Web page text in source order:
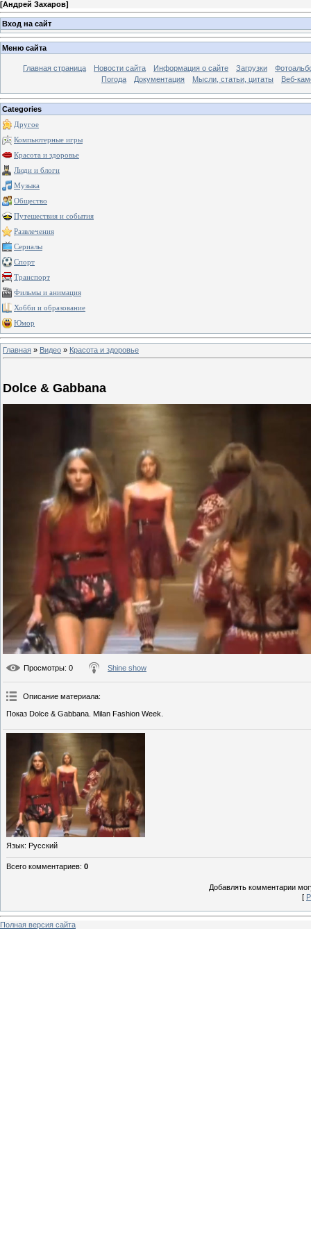
[Андрей Захаров]
Вход на сайт
Меню сайта
Главная страница Новости сайта Информация о сайте Загрузки
Погода
Документация Мысли, статьи, цитаты Веб-
Categories
Другое
Компьютерные игры
Красота и здоровье
Люди и блоги
Музыка
Общество
Путешествия и события
Развлечения
Сериалы
Спорт
Транспорт
Фильмы и анимация
Хобби и образование
Юмор
Главная » Видео » Красота и здоровье
Dolce & Gabbana
Просмотры: 0 Shine show
Описание материала:
Показ Dolce & Gabbana. Milan Fashion Week.
Язык: Русский
Всего комментариев: 0
Добавлять комментарии
[
Полная версия сайта